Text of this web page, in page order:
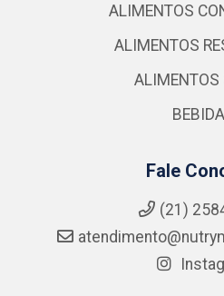
ALIMENTOS
ALIMENTOS
ALIMENTOS
Fale
(21)